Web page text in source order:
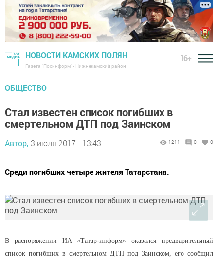
НОВОСТИ КАМСКИХ ПОЛЯН
Газета "Посинформ" - Нижнекамский район
16+
ОБЩЕСТВО
Стал известен список погибших в
смертельном ДТП под Заинском
Автор, 3 июля 2017 - 13:43 1211 0 0
Среди погибших четыре жителя Татарстана.
В распоряжении ИА «Татар-информ» оказался предварительный
список погибших в смертельном ДТП под Заинском, его сообщил